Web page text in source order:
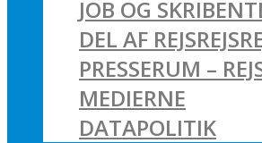
JOB OG
DEL AF
PRESSERUM –
MEDIERNE
DATAPOLITIK